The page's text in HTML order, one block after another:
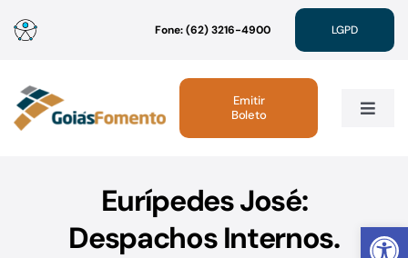
Abrir
para
conteúdo
Fone: (62) 3216-4900 LGPD
Toggle
Linhas de Crédito
Emitir
Boleto
Eurípedes José:
Despachos Internos.